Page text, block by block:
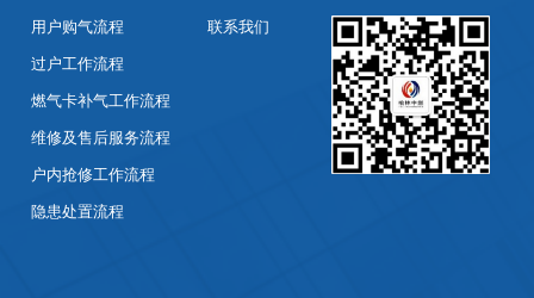
用户购气流程
过户工作流程
燃气卡补气工作流程
维修及售后服务流程
户内抢修工作流程
隐患处置流程
联系我们